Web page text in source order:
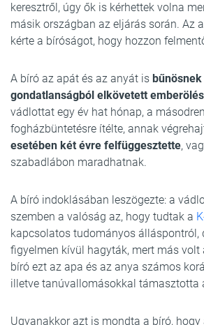
keresztről, úgy ők is kérhettek volna
másik országban az eljárás során. Az
kérte a bíróságot, hogy hozzon
A bíró az apát és az anyát is
gondatlanságból elkövetett
vádlottat egy év hat hónap, a
fogházbüntetésre ítélte, annak
esetében két évre felfüggesztette,
szabadlábon maradhatnak.
A bíró indoklásában leszögezte: a
szemben a valóság az, hogy tudtak a
kapcsolatos tudományos álláspontról,
figyelmen kívül hagyták, mert más volt
bíró ezt az apa és az anya számos
illetve tanúvallomásokkal támasztotta
Ugyanakkor azt is mondta a bíró,